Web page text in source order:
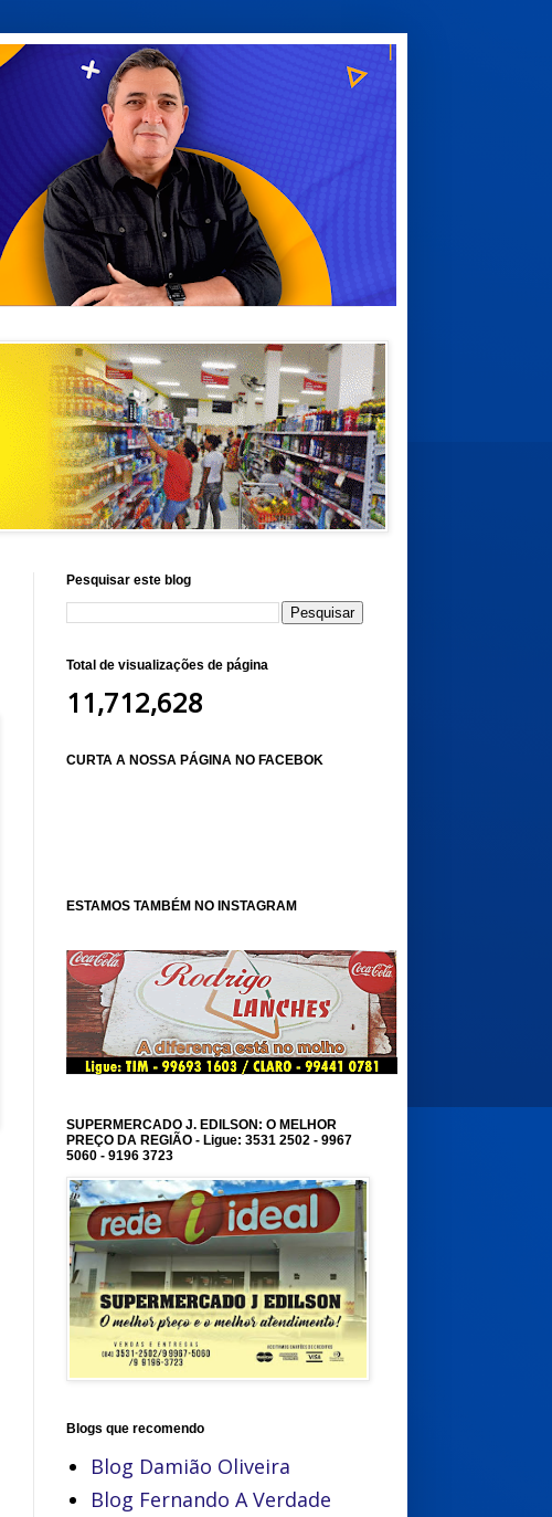
Pesquisar este blog
Total de visualizações de página
11,712,628
CURTA A NOSSA PÁGINA NO FACEBOK
ESTAMOS TAMBÉM NO INSTAGRAM
SUPERMERCADO J. EDILSON: O MELHOR
PREÇO DA REGIÃO - Ligue: 3531 2502 - 9967
5060 - 9196 3723
Blogs que recomendo
Blog Damião Oliveira
Blog Fernando A Verdade